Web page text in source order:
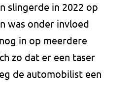
slingerde in 2022 op
was onder invloed
in op meerdere
zo dat er een taser
de automobilist een